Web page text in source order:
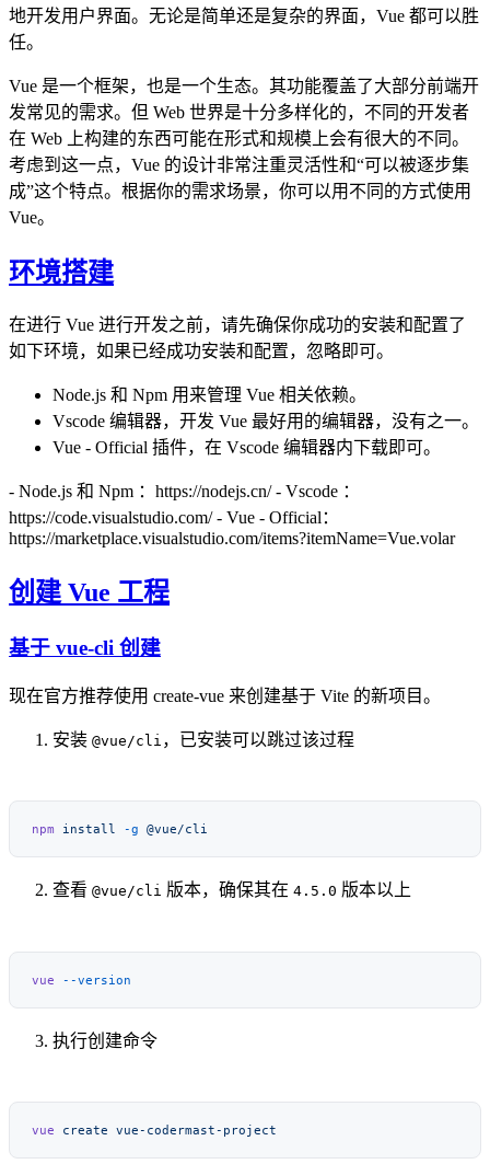
地开发用户界面。无论是简单还是复杂的界面，Vue 都可以胜
任。
Vue 是一个框架，也是一个生态。其功能覆盖了大部分前端开
发常见的需求。但 Web 世界是十分多样化的，不同的开发者
在 Web 上构建的东西可能在形式和规模上会有很大的不同。
考虑到这一点，Vue 的设计非常注重灵活性和“可以被逐步集
成”这个特点。根据你的需求场景，你可以用不同的方式使用
Vue。
环境搭建
在进行 Vue 进行开发之前，请先确保你成功的安装和配置了
如下环境，如果已经成功安装和配置，忽略即可。
Node.js 和 Npm 用来管理 Vue 相关依赖。
Vscode 编辑器，开发 Vue 最好用的编辑器，没有之一。
Vue - Official 插件，在 Vscode 编辑器内下载即可。
- Node.js 和 Npm ：https://nodejs.cn/ - Vscode ：
https://code.visualstudio.com/ - Vue - Official：
https://marketplace.visualstudio.com/items?itemName=Vue.volar
创建 Vue 工程
基于 vue-cli 创建
现在官方推荐使用 create-vue 来创建基于 Vite 的新项目。
安装 @vue/cli ，已安装可以跳过该过程
npm install -g
查看 @vue/cli 版本，确保其在 4.5.0 版本以上
vue
执行创建命令
vue create